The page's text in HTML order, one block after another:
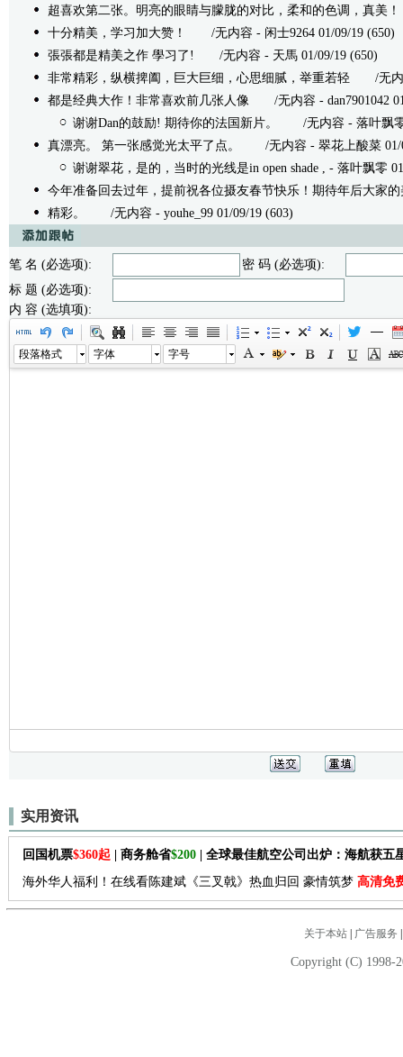
超喜欢第二张。明亮的眼睛与朦胧的对比，柔和的色调，真美！
十分精美，学习加大赞！
/无内容 - 闲士9264 01/09/19 (650)
張張都是精美之作 學习了!
/无内容 - 天馬 01/09/19 (650)
非常精彩，纵横捭阖，巨大巨细，心思细腻，举重若轻 /无内容
都是经典大作！非常喜欢前几张人像 /无内容 - dan7901042
谢谢Dan的鼓励! 期待你的法国新片。
/无内容 - 落叶飘零
真漂亮。 第一张感觉光太平了点。
/无内容 - 翠花上酸菜 01/
谢谢翠花，是的，当时的光线是in open shade , - 落叶飘零
今年准备回去过年，提前祝各位摄友春节快乐！期待年后大家的
精彩。
/无内容 - youhe_99 01/09/19 (603)
笔 名 (必选项):
密 码 (必选项):
标 题 (必选项):
内 容 (选填项):
段落格式 字体 字号
实用资讯
回国机票$360起 | 商务舱省$200 | 全球最佳航空公司出炉：海航获五
海外华人福利！在线看陈建斌《三叉戟》热血归回 豪情筑梦 高清免
关于本站| 广告服务
Copyright (C) 1998-